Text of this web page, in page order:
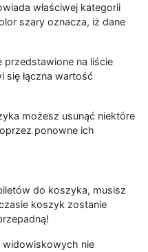
właściwej kategorii
szary oznacza, iż dane
przedstawione na liście
się łączna wartość
możesz usunąć niektóre
ponowne ich
do koszyka, musisz
koszyk zostanie
widowiskowych nie